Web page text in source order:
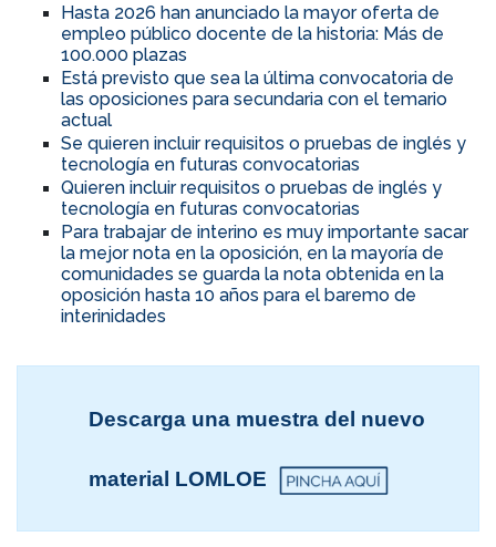
Hasta 2026 han anunciado la mayor oferta de
empleo público docente de la historia: Más de
100.000 plazas
Está previsto que sea la última convocatoria de
las oposiciones para secundaria con el temario
actual
Se quieren incluir requisitos o pruebas de inglés y
tecnología en futuras convocatorias
Quieren incluir requisitos o pruebas de inglés y
tecnología en futuras convocatorias
Para trabajar de interino es muy importante sacar
la mejor nota en la oposición, en la mayoría de
comunidades se guarda la nota obtenida en la
oposición hasta 10 años para el baremo de
interinidades
Descarga una muestra del nuevo
material LOMLOE